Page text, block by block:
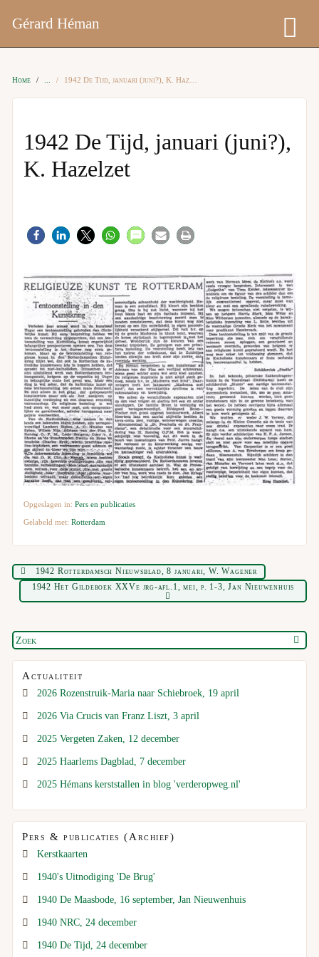
Gérard Héman
Home 1942 De Tijd, januari (juni?), K. Hazelzet
1942 De Tijd, januari (juni?),
K. Hazelzet
Opgeslagen in:Pers en publicaties
Gelabeld met:Rotterdam
1942 Rotterdamsch Nieuwsblad, 8 januari, W. Wagener
1942 Het Gildeboek XXVe jrg-afl.1, mei, p. 1-3, Jan Nieuwenhuis
Actualiteit
2026 Rozenstruik-Maria naar Schiebroek, 19 april
2026 Via Crucis van Franz Liszt, 3 april
2025 Vergeten Zaken, 12 december
2025 Haarlems Dagblad, 7 december
2025 Hémans kerststallen in blog 'verderopweg.nl'
Pers & publicaties (Archief)
Kerstkaarten
1940's Uitnodiging 'De Brug'
1940 De Maasbode, 16 september, Jan Nieuwenhuis
1940 NRC, 24 december
1940 De Tijd, 24 december